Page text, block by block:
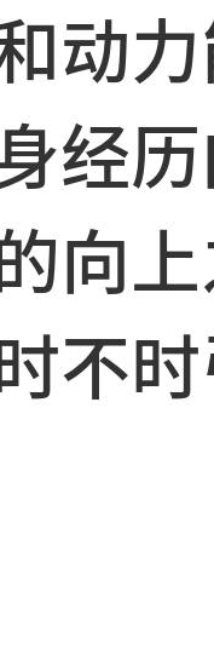
获。
的最
和动
身经